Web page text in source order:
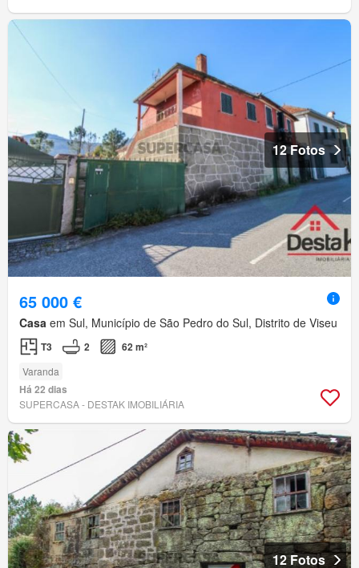
12 Fotos
65 000 €
Casa em Sul, Município de São Pedro do Sul, Distrito de Viseu
T3 2 62 m²
Varanda
Há 22 dias
SUPERCASA - DESTAK IMOBILIÁRIA
12 Fotos